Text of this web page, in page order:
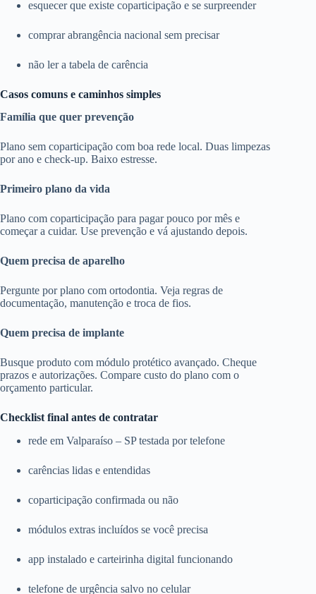
esquecer que existe coparticipação e se surpreender
comprar abrangência nacional sem precisar
não ler a tabela de carência
Casos comuns e caminhos simples
Família que quer prevenção
Plano sem coparticipação com boa rede local. Duas limpezas
por ano e check-up. Baixo estresse.
Primeiro plano da vida
Plano com coparticipação para pagar pouco por mês e
começar a cuidar. Use prevenção e vá ajustando depois.
Quem precisa de aparelho
Pergunte por plano com ortodontia. Veja regras de
documentação, manutenção e troca de fios.
Quem precisa de implante
Busque produto com módulo protético avançado. Cheque
prazos e autorizações. Compare custo do plano com o
orçamento particular.
Checklist final antes de contratar
rede em Valparaíso – SP testada por telefone
carências lidas e entendidas
coparticipação confirmada ou não
módulos extras incluídos se você precisa
app instalado e carteirinha digital funcionando
telefone de urgência salvo no celular